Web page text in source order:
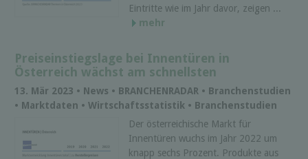
Eintritte wie im Jahr davor, zeigen ...
mehr
Preiseinstiegslage bei Innentüren in
Österreich wächst am schnellsten
13. Mär 2023 • News • BRANCHENRADAR • Branchenstudien
• Marktdaten • Wirtschaftsstatistik • Branchenstudien
Der österreichische Markt für
Innentüren wuchs im Jahr 2022 um
knapp sechs Prozent. Produkte aus